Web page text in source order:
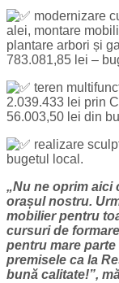
modernizare
alei, montare
plantare arbori și
783.081,85 lei –
teren
2.039.433 lei prin
56.003,50 lei din
realizare
bugetul local.
„Nu ne oprim aici
orașul nostru.
mobilier pentru
cursuri de
pentru mare
premisele ca la
bună calitate!”,